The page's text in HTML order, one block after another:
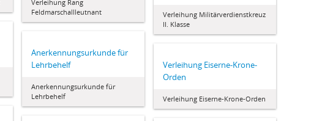
Verleihung Rang
Feldmarschallleutnant
Verleihung Militärverdienstkreuz
II. Klasse
Anerkennungsurkunde für
Lehrbehelf
Anerkennungsurkunde für
Lehrbehelf
Verleihung Eiserne-Krone-
Orden
Verleihung Eiserne-Krone-Orden